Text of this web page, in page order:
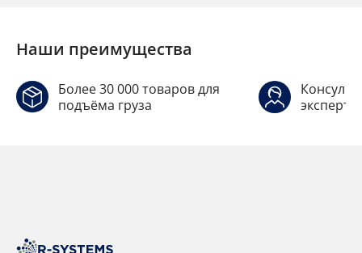
Наши преимущества
Более 30 000 товаров для
подъёма груза